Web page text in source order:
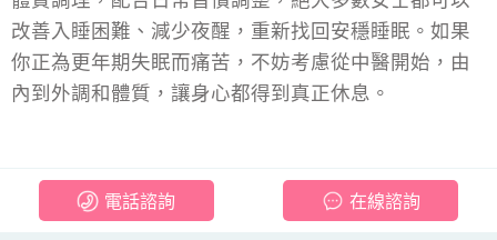
改善入睡困難、減少夜醒，重新找回安穩睡眠。如果
你正為更年期失眠而痛苦，不妨考慮從中醫開始，由
內到外調和體質，讓身心都得到真正休息。
電話諮詢 在線諮詢